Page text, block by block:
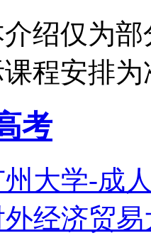
绍仅为
程安排为
考
州大学-成
外经济贸